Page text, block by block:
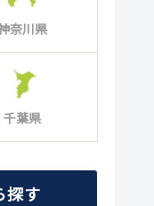
奈川県
千葉県
探す